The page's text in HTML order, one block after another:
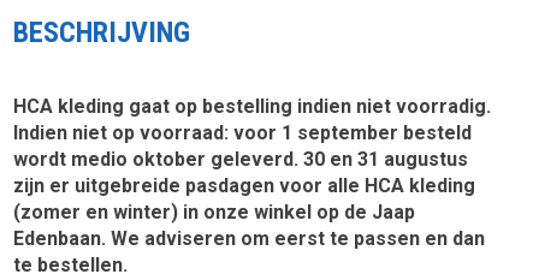
BESCHRIJVING
HCA kleding gaat op bestelling indien niet voorradig.
Indien niet op voorraad: voor 1 september besteld
wordt medio oktober geleverd. 30 en 31 augustus
zijn er uitgebreide pasdagen voor alle HCA kleding
(zomer en winter) in onze winkel op de Jaap
Edenbaan. We adviseren om eerst te passen en dan
te bestellen.